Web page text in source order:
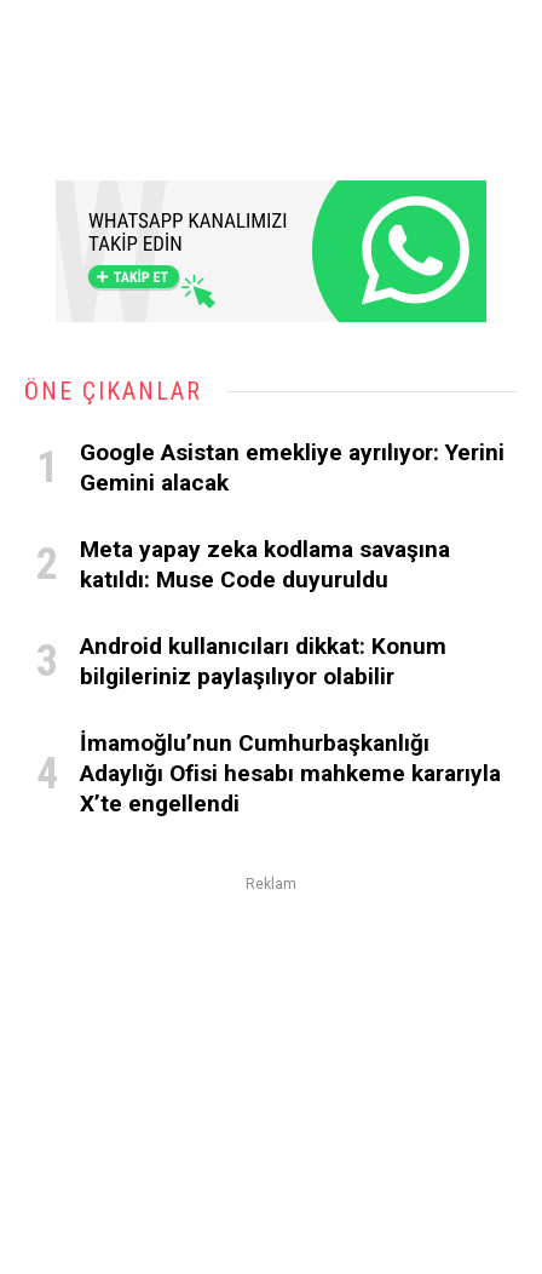
ÖNE ÇIKANLAR
Google Asistan emekliye ayrılıyor: Yerini
Gemini alacak
Meta yapay zeka kodlama savaşına
katıldı: Muse Code duyuruldu
Android kullanıcıları dikkat: Konum
bilgileriniz paylaşılıyor olabilir
İmamoğlu’nun Cumhurbaşkanlığı
Adaylığı Ofisi hesabı mahkeme kararıyla
X’te engellendi
Reklam